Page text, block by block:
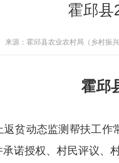
霍邱县
来源：霍邱县农业农村局（乡村振
霍邱
返贫动态监测帮扶工作
承诺授权、村民评议、